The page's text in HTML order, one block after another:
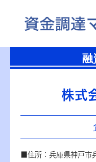
融
株式
■住所：兵庫県神戸市